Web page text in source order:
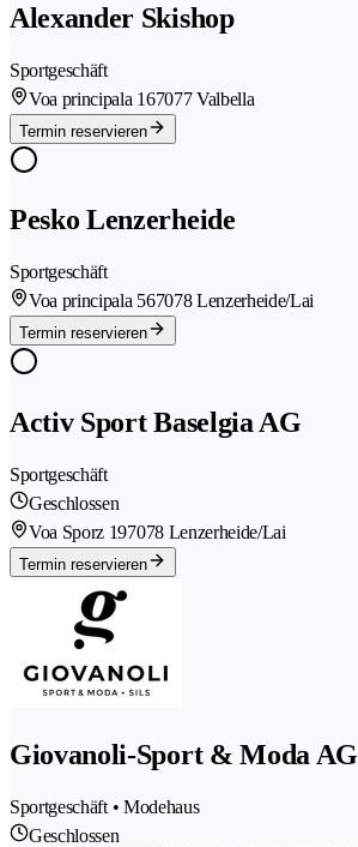
Alexander Skishop
Sportgeschäft
Voa principala 167077 Valbella
Termin reservieren
Pesko Lenzerheide
Sportgeschäft
Voa principala 567078 Lenzerheide/Lai
Termin reservieren
Activ Sport Baselgia AG
Sportgeschäft
Geschlossen
Voa Sporz 197078 Lenzerheide/Lai
Termin reservieren
Giovanoli-Sport & Moda AG
Sportgeschäft • Modehaus
Geschlossen